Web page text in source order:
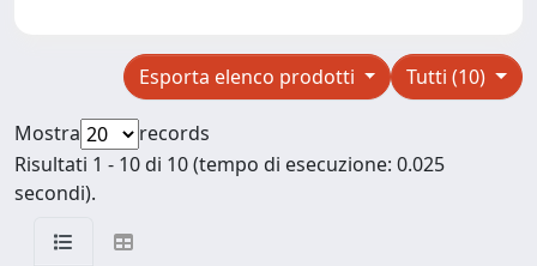
Tutti (10)
Esporta elenco prodotti
Mostra
records
Risultati 1 - 10 di 10 (tempo di esecuzione: 0.025
secondi).